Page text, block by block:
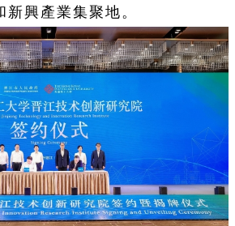
興產業集聚地。